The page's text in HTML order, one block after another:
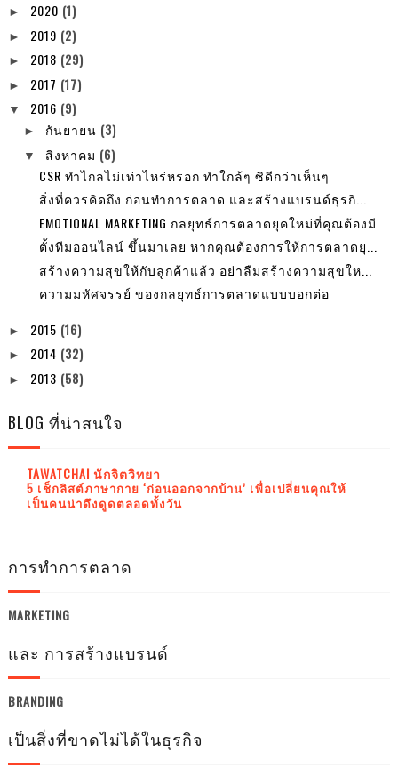
► 2020 (1)
► 2019 (2)
► 2018 (29)
► 2017 (17)
▼ 2016 (9)
► กันยายน (3)
▼ สิงหาคม (6)
CSR ทำไกลไม่เท่าไหร่หรอก ทำใกล้ๆ ซิดีกว่าเห็นๆ
สิ่งที่ควรคิดถึง ก่อนทำการตลาด และสร้างแบรนด์ธุรกิ...
EMOTIONAL MARKETING กลยุทธ์การตลาดยุคใหม่ที่คุณต้องมี
ตั้งทีมออนไลน์ ขึ้นมาเลย หากคุณต้องการให้การตลาดยุ...
สร้างความสุขให้กับลูกค้าแล้ว อย่าลืมสร้างความสุขให...
ความมหัศจรรย์ ของกลยุทธ์การตลาดแบบบอกต่อ
► 2015 (16)
► 2014 (32)
► 2013 (58)
BLOG ที่น่าสนใจ
TAWATCHAI นักจิตวิทยา
5 เช็กลิสต์ภาษากาย ‘ก่อนออกจากบ้าน’ เพื่อเปลี่ยนคุณให้
เป็นคนน่าดึงดูดตลอดทั้งวัน
การทำการตลาด
MARKETING
และ การสร้างแบรนด์
BRANDING
เป็นสิ่งที่ขาดไม่ได้ในธุรกิจ